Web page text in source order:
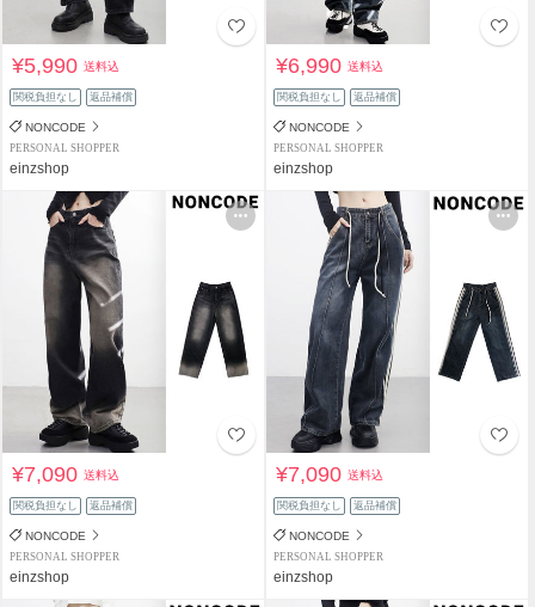
¥5,990送料込
関税負担なし 返品補償
NONCODE
PERSONAL SHOPPER
einzshop
¥6,990送料込
関税負担なし 返品補償
NONCODE
PERSONAL SHOPPER
einzshop
¥7,090送料込
関税負担なし 返品補償
NONCODE
PERSONAL SHOPPER
einzshop
¥7,090送料込
関税負担なし 返品補償
NONCODE
PERSONAL SHOPPER
einzshop